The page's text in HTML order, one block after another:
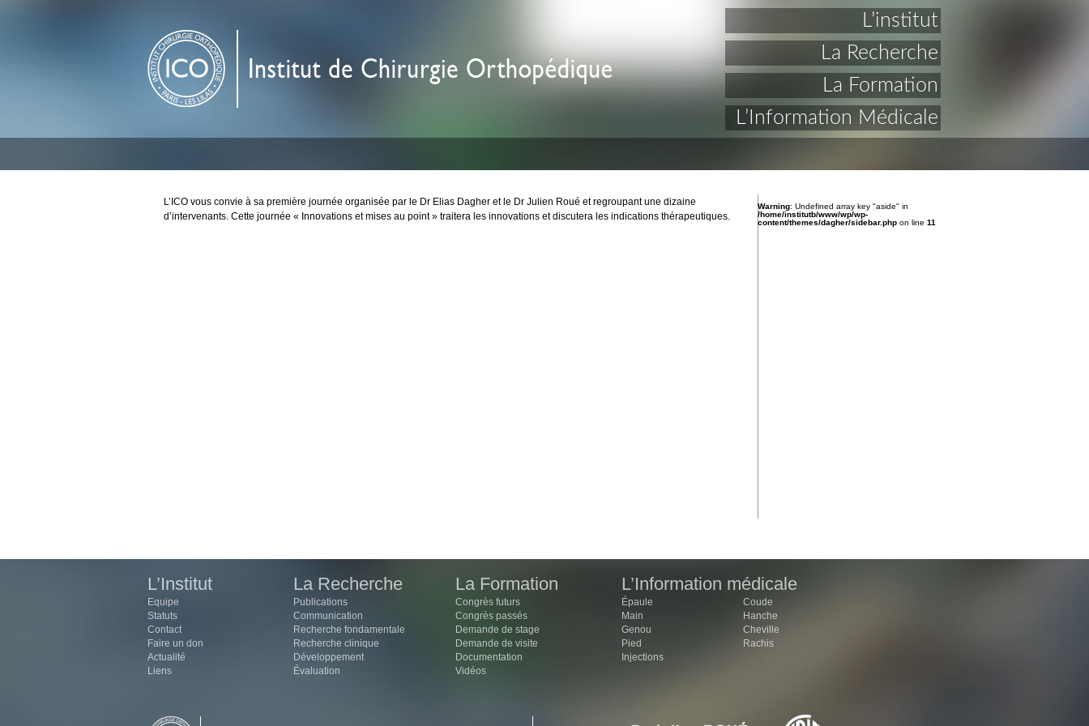
L’institut
La Recherche
La Formation
L’Information Médicale
L’ICO vous convie à sa première journée organisée par le Dr Elias Dagher et le Dr Julien Roué et regroupant une dizaine
d’intervenants. Cette journée « Innovations et mises au point » traitera les innovations et discutera les indications thérapeutiques.
Warning: Undefined array key "aside" in
/home/institutb/www/wp/wp-
content/themes/dagher/sidebar.php on line 11
L’Institut
Equipe
Statuts
Contact
Faire un don
Actualité
Liens
La Recherche
Publications
Communication
Recherche fondamentale
Recherche clinique
Développement
Évaluation
La Formation
Congrès futurs
Congrès passés
Demande de stage
Demande de visite
Documentation
Vidéos
L’Information médicale
Épaule
Coude
Main
Hanche
Genou
Cheville
Pied
Rachis
Injections